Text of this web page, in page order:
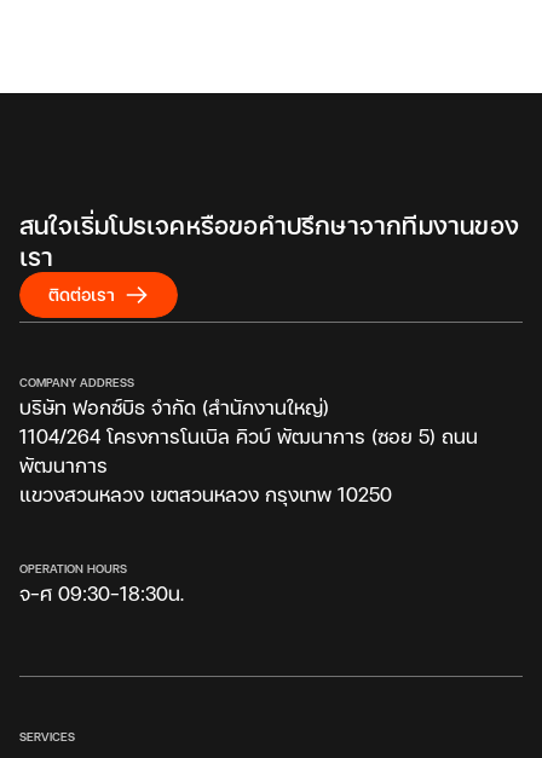
COMPANY ADDRESS
บริษัท ฟอกซ์บิธ จำกัด (สำนักงานใหญ่)
1104/264 โครงการโนเบิล คิวบ์ พัฒนาการ (ซอย 5) ถนน
พัฒนาการ
แขวงสวนหลวง เขตสวนหลวง กรุงเทพ 10250
OPERATION HOURS
จ-ศ 09:30-18:30น.
สนใจเริ่มโปรเจคหรือขอคำปรึกษาจากทีมงานของ
เรา
ติดต่อเรา
SERVICES